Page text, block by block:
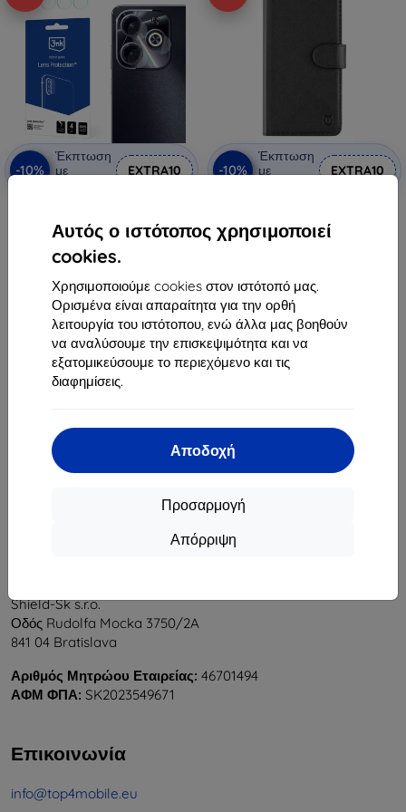
Αυτός ο ιστότοπος χρησιμοποιεί
cookies.
Χρησιμοποιούμε cookies στον ιστότοπό μας.
Ορισμένα είναι απαραίτητα για την ορθή
λειτουργία του ιστότοπου, ενώ άλλα μας βοηθούν
να αναλύσουμε την επισκεψιμότητα και να
εξατομικεύσουμε το περιεχόμενο και τις
διαφημίσεις.
Αποδοχή
Προσαρμογή
Απόρριψη
-10%
Έκπτωση
με
EXTRA10
σκληρυμένο γυαλί φακού για
Infinix Hot 40i
9,90 €
Διαθέσιμο > 5 τεμ
-10%
Έκπτωση
με
EXTRA10
Hot 40i μαύρο (57983119851)
9,90 €
Διαθέσιμο > 5 τεμ
1
Shield-Sk s.r.o.
Οδός Rudolfa Mocka 3750/2A
841 04 Bratislava
Αριθμός Μητρώου Εταιρείας: 46701494
ΑΦΜ ΦΠΑ: SK2023549671
Επικοινωνία
info@top4mobile.eu